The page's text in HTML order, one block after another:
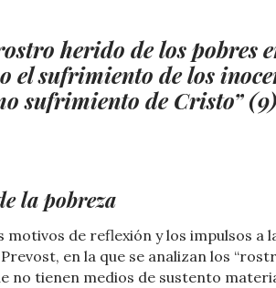
herido de los pobres
el sufrimiento de los
sufrimiento de Cristo”
la pobreza
motivos de reflexión y los impulsos a
en la que se analizan los
no tienen medios de sustento